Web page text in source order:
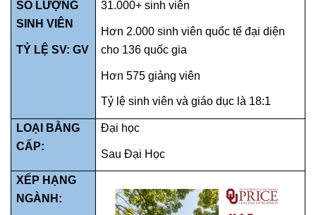
SỐ LƯỢNG
SINH VIÊN
TỶ LỆ SV: GV
31.000+ sinh viên
Hơn 2.000 sinh viên quốc tế đại diện
cho 136 quốc gia
Hơn 575 giảng viên
Tỷ lệ sinh viên và giáo dục là 18:1
LOẠI BẰNG
CẤP:
Đại học
Sau Đại Học
XẾP HẠNG
NGÀNH: